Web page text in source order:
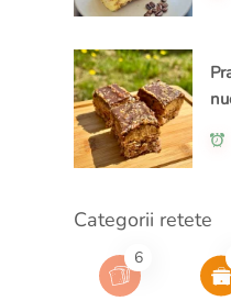
Categorii retete
6